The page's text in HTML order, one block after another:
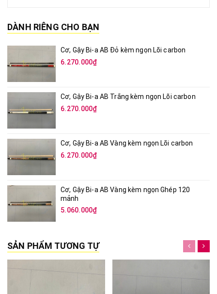
DÀNH RIÊNG CHO BẠN
Cơ, Gậy Bi-a AB Đỏ kèm ngọn Lõi carbon
6.270.000₫
Cơ, Gậy Bi-a AB Trắng kèm ngọn Lõi carbon
6.270.000₫
Cơ, Gậy Bi-a AB Vàng kèm ngọn Lõi carbon
6.270.000₫
Cơ, Gậy Bi-a AB Vàng kèm ngọn Ghép 120
mảnh
5.060.000₫
SẢN PHẨM TƯƠNG TỰ